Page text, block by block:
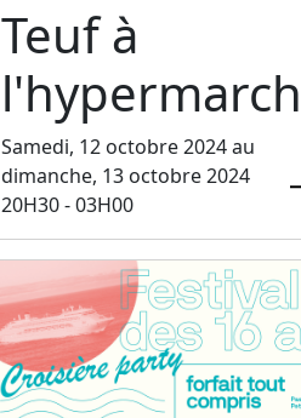
Teuf à
Samedi, 12 octobre 2024 au
dimanche, 13 octobre 2024
20H30 - 03H00